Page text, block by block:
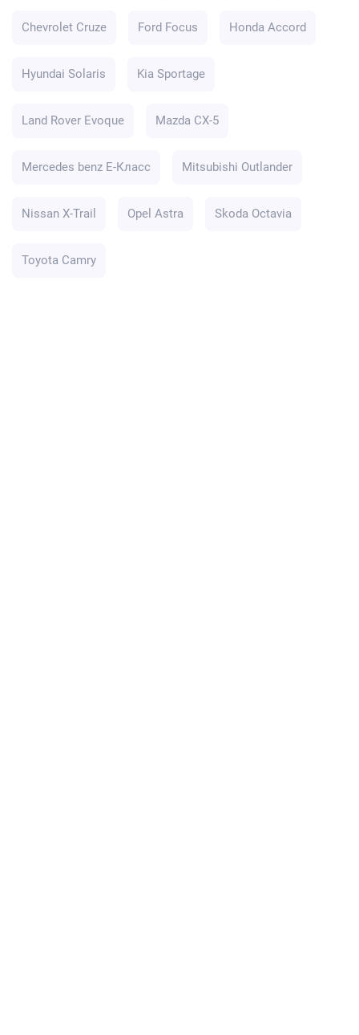
Chevrolet Cruze Ford Focus Honda Accord
Hyundai Solaris Kia Sportage
Land Rover Evoque Mazda CX-5
Mercedes benz E-Класс Mitsubishi Outlander
Nissan X-Trail Opel Astra Skoda Octavia
Toyota Camry